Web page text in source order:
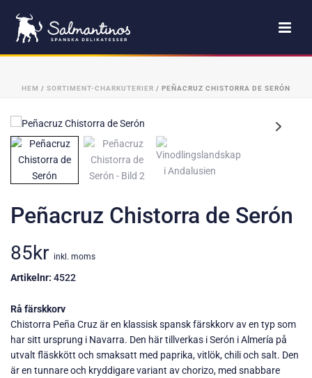
HEM / SORTIMENT-CHARKUTERIER / PEÑACRUZ CHISTORRA DE SERÓN
Peñacruz Chistorra de Serón
85kr inkl. moms
Artikelnr: 4522
Rå färskkorv
Chistorra Peña Cruz är en klassisk spansk färskkorv av en typ som
har sitt ursprung i Navarra. Den här tillverkas i Serón i Almería på
utvalt fläskkött och smaksatt med paprika, vitlök, chili och salt. Den
är en tunnare och kryddigare variant av chorizo, med snabbare